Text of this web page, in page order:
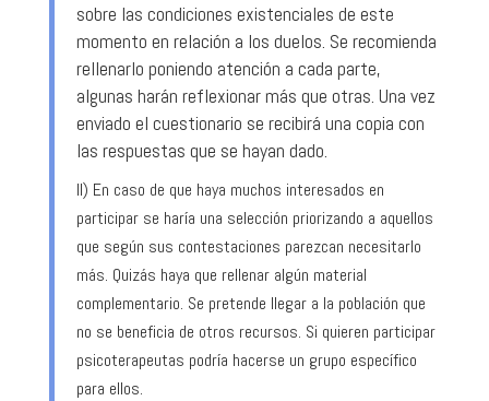
sobre las condiciones existenciales de este
momento en relación a los duelos. Se recomienda
rellenarlo poniendo atención a cada parte,
algunas harán reflexionar más que otras. Una vez
enviado el cuestionario se recibirá una copia con
las respuestas que se hayan dado.
II) En caso de que haya muchos interesados en
participar se haría una selección priorizando a aquellos
que según sus contestaciones parezcan necesitarlo
más. Quizás haya que rellenar algún material
complementario. Se pretende llegar a la población que
no se beneficia de otros recursos. Si quieren participar
psicoterapeutas podría hacerse un grupo específico
para ellos.